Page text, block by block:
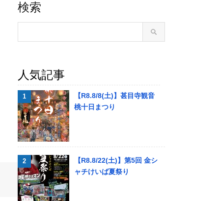
検索
人気記事
【R8.8/8(土)】甚目寺観音
桃十日まつり
【R8.8/22(土)】第5回 金シ
ャチけいば夏祭り